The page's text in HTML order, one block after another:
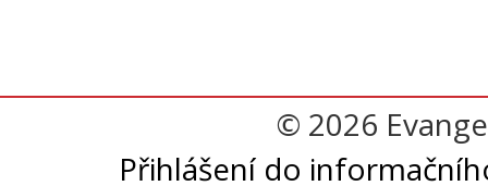
© 2026
Přihlášení do